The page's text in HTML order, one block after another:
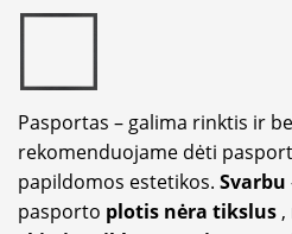
Pasportas – galima rinktis ir
rekomenduojame dėti
papildomos estetikos. Svarbu
pasporto plotis nėra tikslus